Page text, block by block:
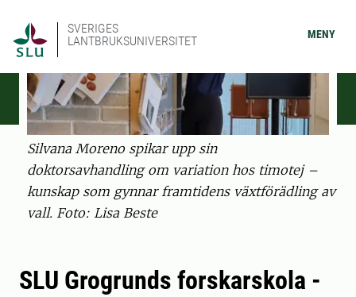
SVERIGES
LANTBRUKSUNIVERSITET
MENY
Silvana Moreno spikar upp sin
doktorsavhandling om variation hos timotej –
kunskap som gynnar framtidens växtförädling av
vall. Foto: Lisa Beste
SLU Grogrunds forskarskola -